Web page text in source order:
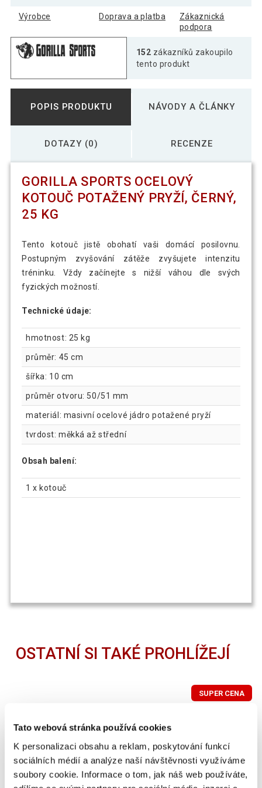
Tato webová stránka používá cookies
K personalizaci obsahu a reklam, poskytování funkcí
sociálních médií a analýze naší návštěvnosti využíváme
soubory cookie. Informace o tom, jak náš web používáte,
Výrobce Doprava a platba
Zákaznická
podpora
152 zákazníků zakoupilo
tento produkt
POPIS PRODUKTU NÁVODY A ČLÁNKY
DOTAZY (0) RECENZE
GORILLA SPORTS OCELOVÝ
KOTOUČ POTAŽENÝ PRYŽÍ, ČERNÝ,
25 KG
Tento kotouč jistě obohatí vaši domácí posilovnu.
Postupným zvyšování zátěže zvyšujete intenzitu
tréninku. Vždy začínejte s nižší váhou dle svých
fyzických možností.
Technické údaje:
hmotnost: 25 kg
průměr: 45 cm
šířka: 10 cm
průměr otvoru: 50/51 mm
materiál: masivní ocelové jádro potažené pryží
tvrdost: měkká až střední
Obsah balení:
1 x kotouč
OSTATNÍ SI TAKÉ PROHLÍŽEJÍ
SUPER CENA